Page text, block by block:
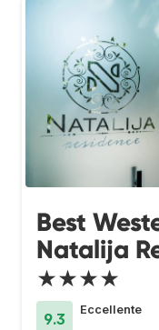
Best
Natalija
★★★★
9.3
Eccellente